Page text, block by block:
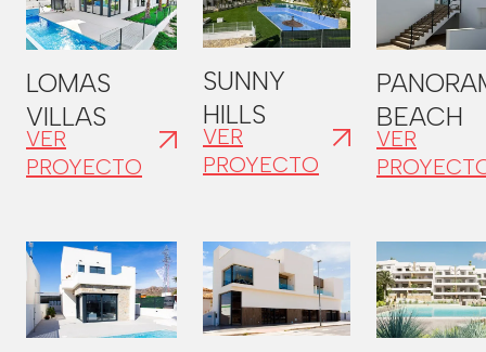
LOMAS
VILLAS
VER
PROYECTO
SUNNY
HILLS
VER
PROYECTO
BEACH
VER